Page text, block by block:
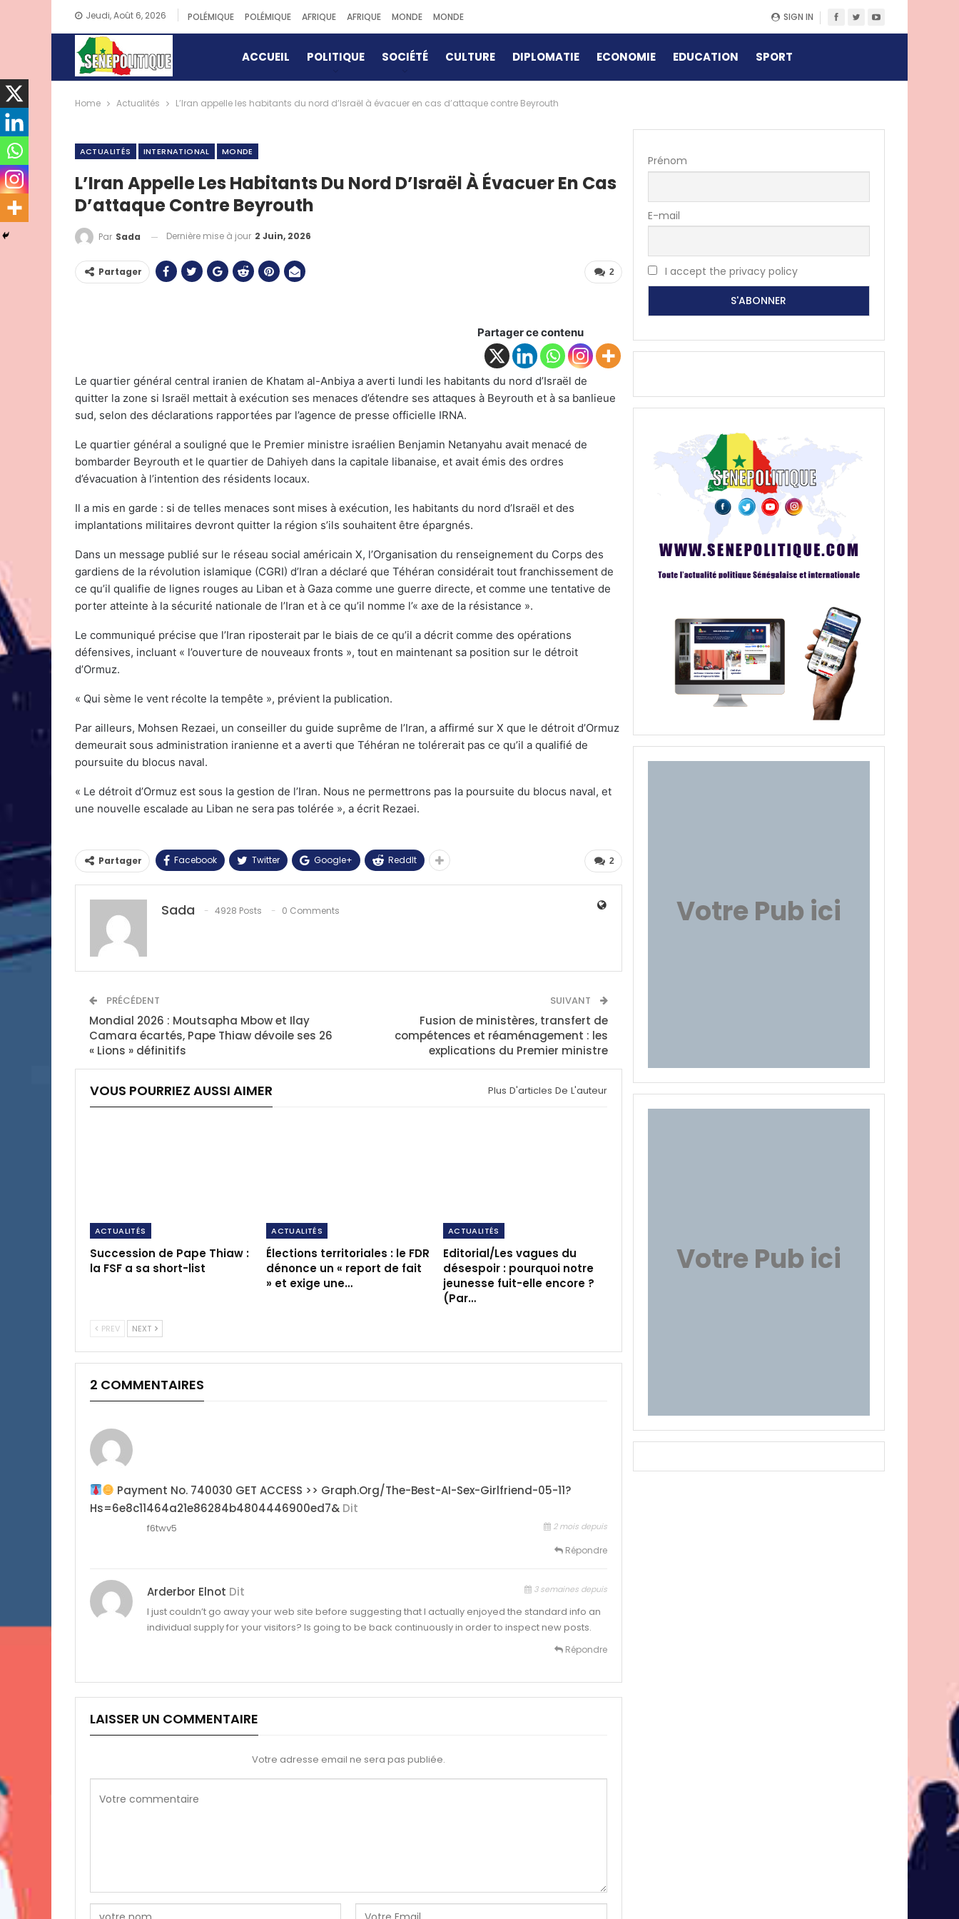
SIGN IN
Jeudi, Août 6, 2026 POLÉMIQUE POLÉMIQUE AFRIQUE AFRIQUE MONDE MONDE
ACCUEIL POLITIQUE SOCIÉTÉ CULTURE DIPLOMATIE ECONOMIE EDUCATION SPORT
Home Actualités L’Iran appelle les habitants du nord d’Israël à évacuer en cas d’attaque contre Beyrouth
ACTUALITÉS INTERNATIONAL MONDE
L’Iran Appelle Les Habitants Du Nord D’Israël À Évacuer En Cas
D’attaque Contre Beyrouth
Par Sada Dernière mise à jour 2 Juin, 2026
2
Partager
Partager ce contenu
Le quartier général central iranien de Khatam al-Anbiya a averti lundi les habitants du nord d’Israël de
quitter la zone si Israël mettait à exécution ses menaces d’étendre ses attaques à Beyrouth et à sa banlieue
sud, selon des déclarations rapportées par l’agence de presse officielle IRNA.
Le quartier général a souligné que le Premier ministre israélien Benjamin Netanyahu avait menacé de
bombarder Beyrouth et le quartier de Dahiyeh dans la capitale libanaise, et avait émis des ordres
d’évacuation à l’intention des résidents locaux.
Il a mis en garde : si de telles menaces sont mises à exécution, les habitants du nord d’Israël et des
implantations militaires devront quitter la région s’ils souhaitent être épargnés.
Dans un message publié sur le réseau social américain X, l’Organisation du renseignement du Corps des
gardiens de la révolution islamique (CGRI) d’Iran a déclaré que Téhéran considérait tout franchissement de
ce qu’il qualifie de lignes rouges au Liban et à Gaza comme une guerre directe, et comme une tentative de
porter atteinte à la sécurité nationale de l’Iran et à ce qu’il nomme l’« axe de la résistance ».
Le communiqué précise que l’Iran riposterait par le biais de ce qu’il a décrit comme des opérations
défensives, incluant « l’ouverture de nouveaux fronts », tout en maintenant sa position sur le détroit
d’Ormuz.
« Qui sème le vent récolte la tempête », prévient la publication.
Par ailleurs, Mohsen Rezaei, un conseiller du guide suprême de l’Iran, a affirmé sur X que le détroit d’Ormuz
demeurait sous administration iranienne et a averti que Téhéran ne tolérerait pas ce qu’il a qualifié de
poursuite du blocus naval.
« Le détroit d’Ormuz est sous la gestion de l’Iran. Nous ne permettrons pas la poursuite du blocus naval, et
une nouvelle escalade au Liban ne sera pas tolérée », a écrit Rezaei.
2
Partager Facebook Twitter Google+ ReddIt
Sada 4928 Posts 0 Comments
PRÉCÉDENT
Mondial 2026 : Moutsapha Mbow et Ilay
Camara écartés, Pape Thiaw dévoile ses 26
« Lions » définitifs
SUIVANT
Fusion de ministères, transfert de
compétences et réaménagement : les
explications du Premier ministre
VOUS POURRIEZ AUSSI AIMER Plus D'articles De L'auteur
ACTUALITÉS
Succession de Pape Thiaw :
la FSF a sa short-list
ACTUALITÉS
Élections territoriales : le FDR
dénonce un « report de fait
» et exige une…
ACTUALITÉS
Editorial/Les vagues du
désespoir : pourquoi notre
jeunesse fuit-elle encore ?
(Par…
PREV NEXT
2 COMMENTAIRES
Payment No. 740030 GET ACCESS >> Graph.org/The-Best-AI-Sex-Girlfriend-05-11?
Hs=6e8c11464a21e86284b4804446900ed7& Dit
2 mois depuis
f6twv5
Répondre
Arderbor Elnot Dit 3 semaines depuis
I just couldn’t go away your web site before suggesting that I actually enjoyed the standard info an
individual supply for your visitors? Is going to be back continuously in order to inspect new posts.
Répondre
LAISSER UN COMMENTAIRE
Votre adresse email ne sera pas publiée.
Prénom
E-mail
I accept the privacy policy
Votre Pub ici
Votre Pub ici